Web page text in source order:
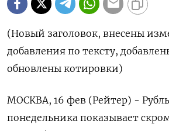
(Новый заголовок, внесены
добавления по тексту,
обновлены котировки)
МОСКВА, 16 фев (Рейтер) -
понедельника показывает